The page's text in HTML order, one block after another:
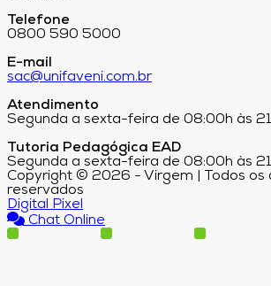
Telefone
0800 590 5000
E-mail
sac@unifaveni.com.br
Atendimento
Segunda a sexta-feira de 08:00h às
Tutoria Pedagógica EAD
Segunda a sexta-feira de 08:00h às
Copyright © 2026 - Virgem | Todos os
reservados
Digital Pixel
Chat Online